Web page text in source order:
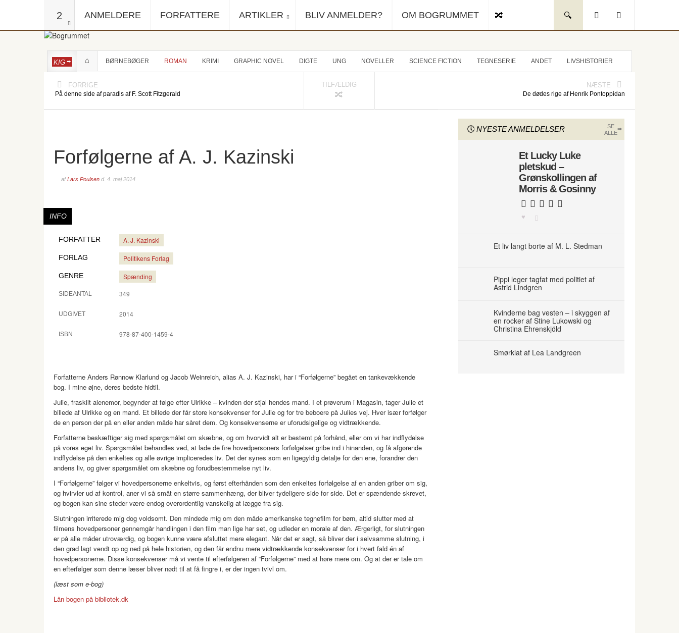
2 ANMELDERE FORFATTERE ARTIKLER BLIV ANMELDER? OM BOGRUMMET
KIG BØRNEBØGER ROMAN KRIMI GRAPHIC NOVEL DIGTE UNG NOVELLER SCIENCE FICTION TEGNESERIE ANDET LIVSHISTORIER
FORRIGE
På denne side af paradis af F. Scott Fitzgerald
TILFÆLDIG NÆSTE
De dødes rige af Henrik Pontoppidan
Forfølgerne af A. J. Kazinski
afLars Poulsen d. 4. maj 2014
INFO
FORFATTER A. J. Kazinski
FORLAG Politikens Forlag
GENRE Spænding
SIDEANTAL 349
UDGIVET 2014
ISBN 978-87-400-1459-4
Forfatterne Anders Rønnow Klarlund og Jacob Weinreich, alias A. J. Kazinski, har i “Forfølgerne” begået en tankevækkende
bog. I mine øjne, deres bedste hidtil.
Julie, fraskilt alenemor, begynder at følge efter Ulrikke – kvinden der stjal hendes mand. I et prøverum i Magasin, tager Julie et
billede af Ulrikke og en mand. Et billede der får store konsekvenser for Julie og for tre beboere på Julies vej. Hver især forfølger
de en person der på en eller anden måde har såret dem. Og konsekvenserne er uforudsigelige og vidtrækkende.
Forfatterne beskæftiger sig med spørgsmålet om skæbne, og om hvorvidt alt er bestemt på forhånd, eller om vi har indflydelse
på vores eget liv. Spørgsmålet behandles ved, at lade de fire hovedpersoners forfølgelser gribe ind i hinanden, og få afgørende
indflydelse på den enkeltes og alle øvrige impliceredes liv. Det der synes som en ligegyldig detalje for den ene, forandrer den
andens liv, og giver spørgsmålet om skæbne og forudbestemmelse nyt liv.
I “Forfølgerne” følger vi hovedpersonerne enkeltvis, og først efterhånden som den enkeltes forfølgelse af en anden griber om sig,
og hvirvler ud af kontrol, aner vi så småt en større sammenhæng, der bliver tydeligere side for side. Det er spændende skrevet,
og bogen kan sine steder være endog overordentlig vanskelig at lægge fra sig.
Slutningen irriterede mig dog voldsomt. Den mindede mig om den måde amerikanske tegnefilm for børn, altid slutter med at
filmens hovedpersoner gennemgår handlingen i den film man lige har set, og udleder en morale af den. Ærgerligt, for slutningen
er på alle måder utroværdig, og bogen kunne være afsluttet mere elegant. Når det er sagt, så bliver der i selvsamme slutning, i
den grad lagt vendt op og ned på hele historien, og den får endnu mere vidtrækkende konsekvenser for i hvert fald én af
hovedpersonerne. Disse konsekvenser må vi vente til efterfølgeren af “Forfølgerne” med at høre mere om. Og at der er tale om
en efterfølger som denne læser bliver nødt til at få fingre i, er der ingen tvivl om.
(læst som e-bog)
Lån bogen på bibliotek.dk
NYESTE ANMELDELSER
SE
ALLE
Et Lucky Luke
pletskud –
Grønskollingen af
Morris & Gosinny
Et liv langt borte af M. L. Stedman
Pippi leger tagfat med politiet af
Astrid Lindgren
Kvinderne bag vesten – i skyggen af
en rocker af Stine Lukowski og
Christina Ehrenskjöld
Smørklat af Lea Landgreen